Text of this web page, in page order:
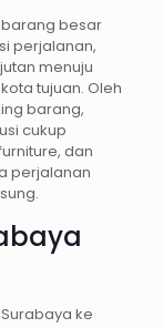
besar
perjalanan,
menuju
tujuan. Oleh
barang,
cukup
dan
perjalanan
ke